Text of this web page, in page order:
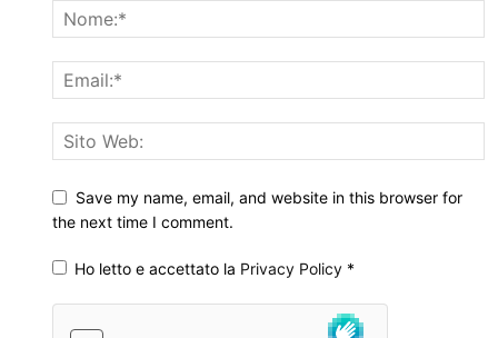
Save my name, email, and website in this browser for
the next time I comment.
Ho letto e accettato la Privacy Policy *